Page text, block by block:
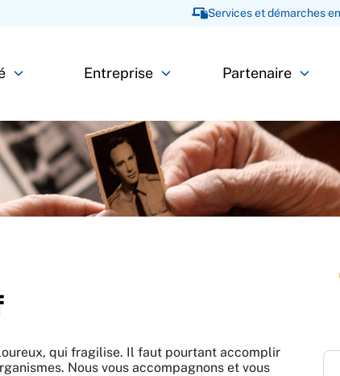
Services et démarches
Entreprise Partenaire
qui fragilise. Il faut pourtant accomplir
Nous vous accompagnons et vous